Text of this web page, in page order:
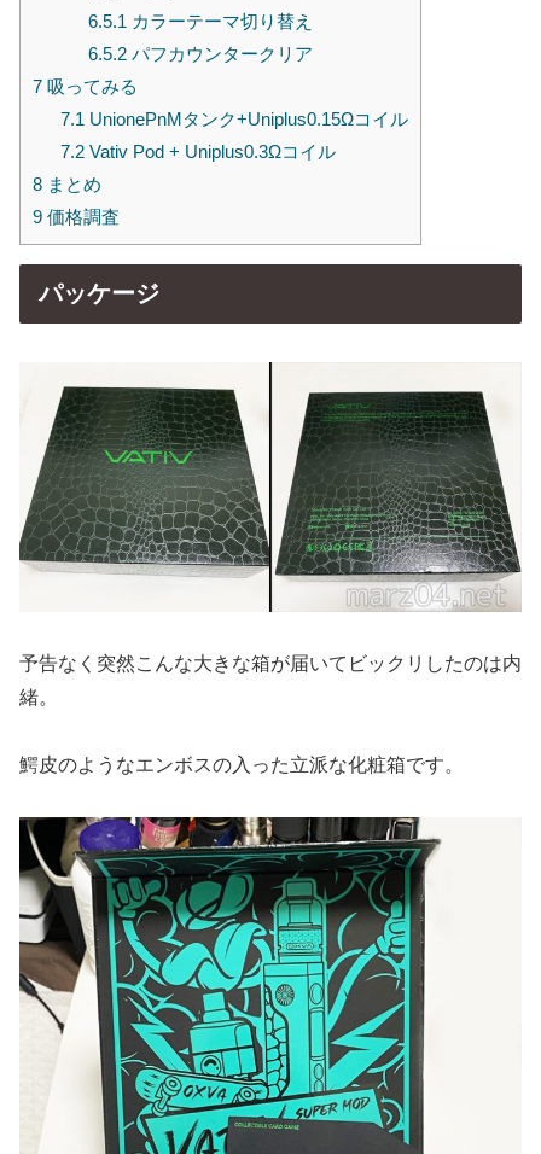
6.5.1 カラーテーマ切り替え
6.5.2パフカウンタークリア
7 吸ってみる
7.1 UnionePnMタンク+Uniplus0.15Ωコイル
7.2Vativ Pod + Uniplus0.3Ωコイル
8 まとめ
9 価格調査
パッケージ
予告なく突然こんな大きな箱が届いてビックリしたのは内
緒。
鰐皮のようなエンボスの入った立派な化粧箱です。